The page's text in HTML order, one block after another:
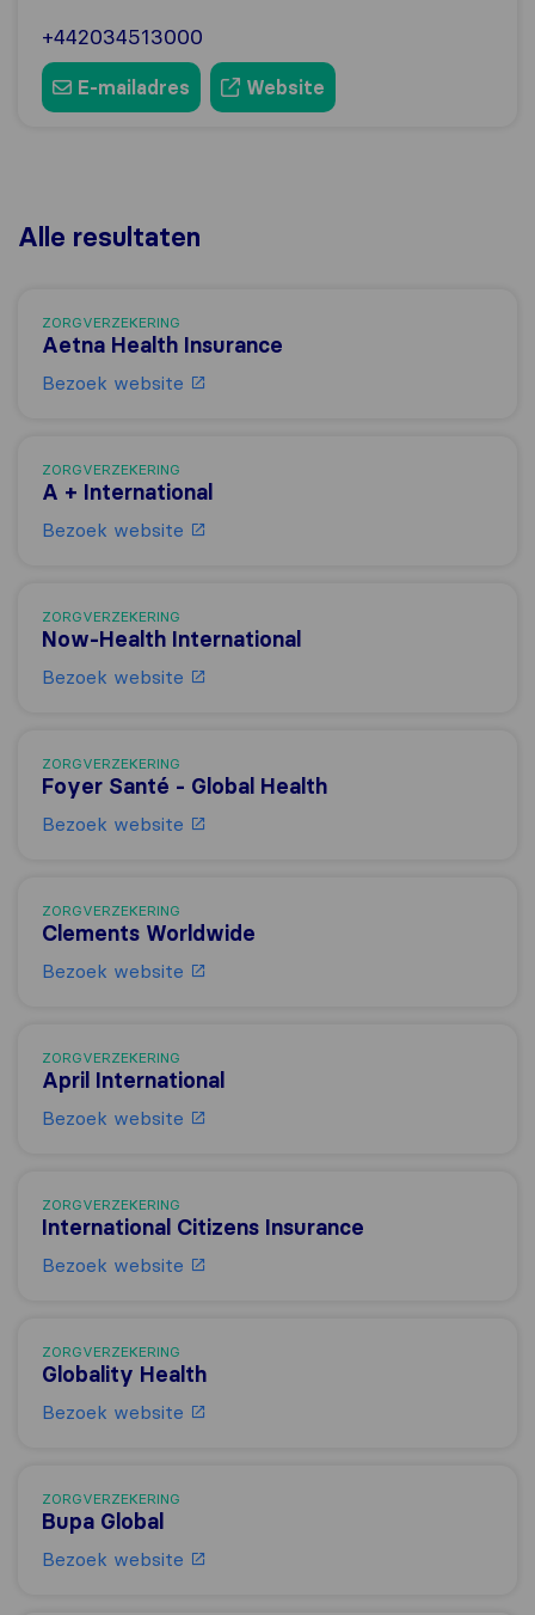
+442034513000
E-mailadres Website
Alle resultaten
ZORGVERZEKERING
Aetna Health Insurance
Bezoek website
ZORGVERZEKERING
A + International
Bezoek website
ZORGVERZEKERING
Now-Health International
Bezoek website
ZORGVERZEKERING
Foyer Santé - Global Health
Bezoek website
ZORGVERZEKERING
Clements Worldwide
Bezoek website
ZORGVERZEKERING
April International
Bezoek website
ZORGVERZEKERING
International Citizens Insurance
Bezoek website
ZORGVERZEKERING
Globality Health
Bezoek website
ZORGVERZEKERING
Bupa Global
Bezoek website